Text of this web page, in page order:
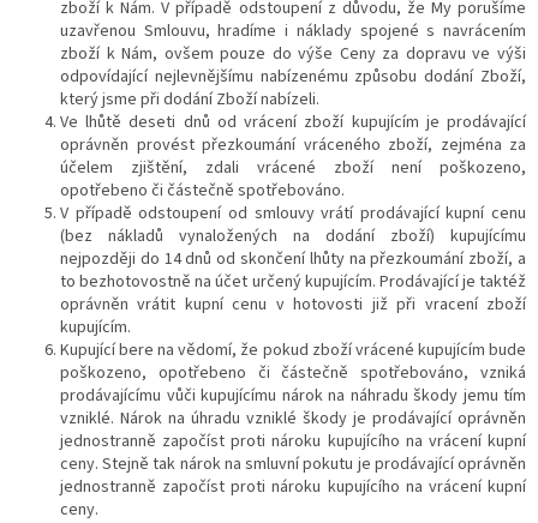
zboží k Nám. V případě odstoupení z důvodu, že My porušíme
uzavřenou Smlouvu, hradíme i náklady spojené s navrácením
zboží k Nám, ovšem pouze do výše Ceny za dopravu ve výši
odpovídající nejlevnějšímu nabízenému způsobu dodání Zboží,
který jsme při dodání Zboží nabízeli.
Ve lhůtě deseti dnů od vrácení zboží kupujícím je prodávající
oprávněn provést přezkoumání vráceného zboží, zejména za
účelem zjištění, zdali vrácené zboží není poškozeno,
opotřebeno či částečně spotřebováno.
V případě odstoupení od smlouvy vrátí prodávající kupní cenu
(bez nákladů vynaložených na dodání zboží) kupujícímu
nejpozději do 14 dnů od skončení lhůty na přezkoumání zboží, a
to bezhotovostně na účet určený kupujícím. Prodávající je taktéž
oprávněn vrátit kupní cenu v hotovosti již při vracení zboží
kupujícím.
Kupující bere na vědomí, že pokud zboží vrácené kupujícím bude
poškozeno, opotřebeno či částečně spotřebováno, vzniká
prodávajícímu vůči kupujícímu nárok na náhradu škody jemu tím
vzniklé. Nárok na úhradu vzniklé škody je prodávající oprávněn
jednostranně započíst proti nároku kupujícího na vrácení kupní
ceny. Stejně tak nárok na smluvní pokutu je prodávající oprávněn
jednostranně započíst proti nároku kupujícího na vrácení kupní
ceny.